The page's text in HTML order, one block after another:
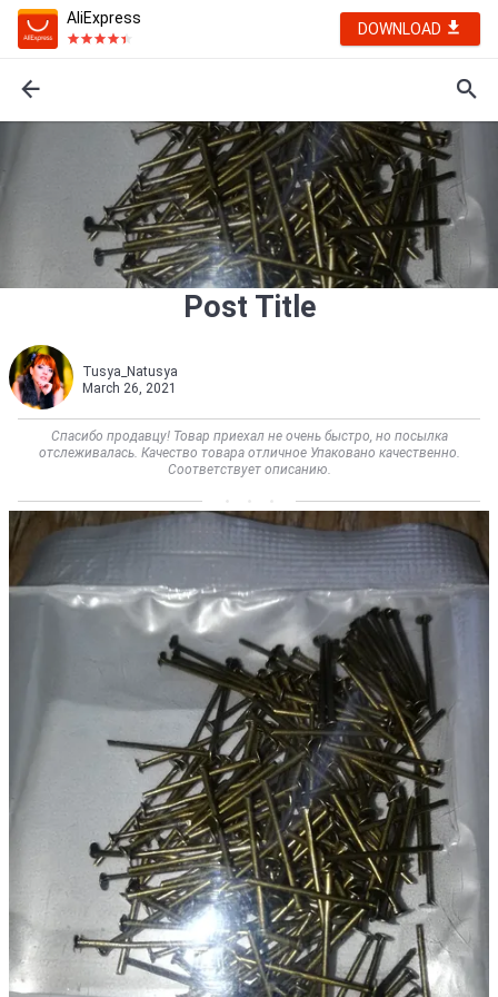
AliExpress
DOWNLOAD
Post Title
Tusya_Natusya
March 26, 2021
Спасибо продавцу! Товар приехал не очень быстро, но посылка
отслеживалась. Качество товара отличное Упаковано качественно.
Соответствует описанию.    